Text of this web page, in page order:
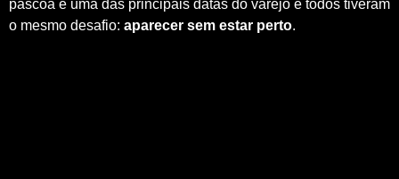
páscoa é uma das principais datas do varejo e todos tiveram
o mesmo desafio: aparecer sem estar perto.